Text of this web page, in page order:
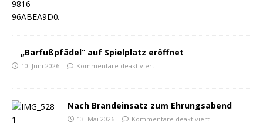
„Barfußpfädel“ auf Spielplatz eröffnet
10. Juni 2026 Kommentare deaktiviert
Nach Brandeinsatz zum Ehrungsabend
13. Mai 2026 Kommentare deaktiviert